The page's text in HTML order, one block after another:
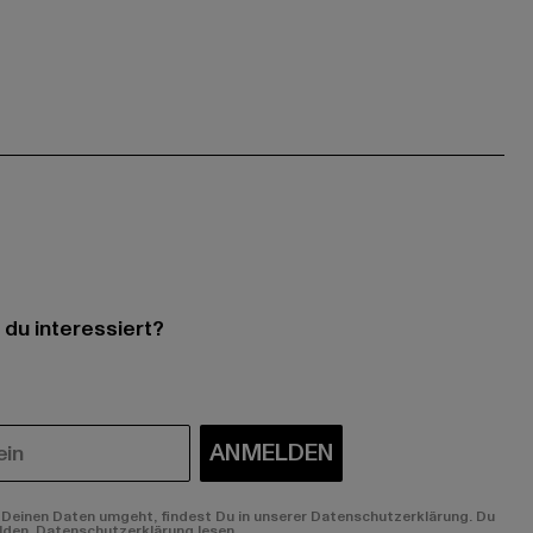
interessiert?
ANMELDEN
Daten umgeht, findest Du in unserer Datenschutzerklärung. Du